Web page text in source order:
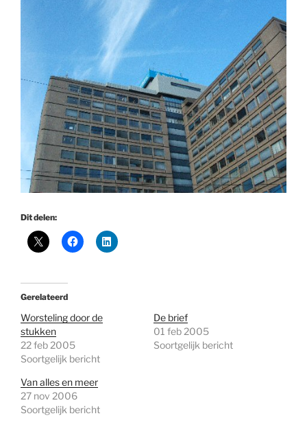
Dit delen:
Gerelateerd
Worsteling door de
stukken
22 feb 2005
Soortgelijk bericht
De brief
01 feb 2005
Soortgelijk bericht
Van alles en meer
27 nov 2006
Soortgelijk bericht